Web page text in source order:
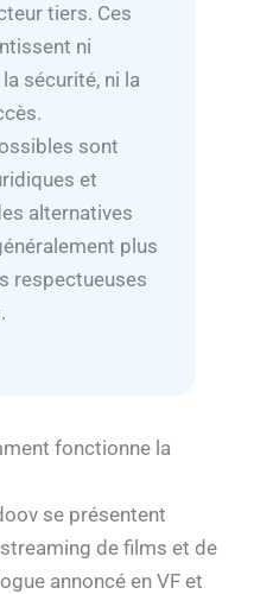
tiers. Ces
ni
la sécurité, ni la
sont
et
alternatives
plus
respectueuses
fonctionne la
se présentent
de films et de
annoncé en VF et